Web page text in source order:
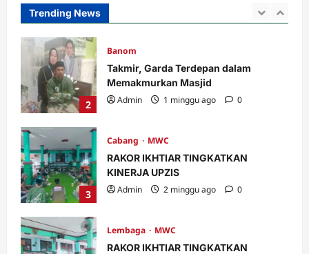
Trending News
1
2
Banom
Takmir, Garda Terdepan dalam
Memakmurkan Masjid
Admin
1 minggu ago 0
3
Cabang
MWC
RAKOR IKHTIAR TINGKATKAN
KINERJA UPZIS
Admin
2 minggu ago 0
Lembaga
MWC
RAKOR IKHTIAR TINGKATKAN